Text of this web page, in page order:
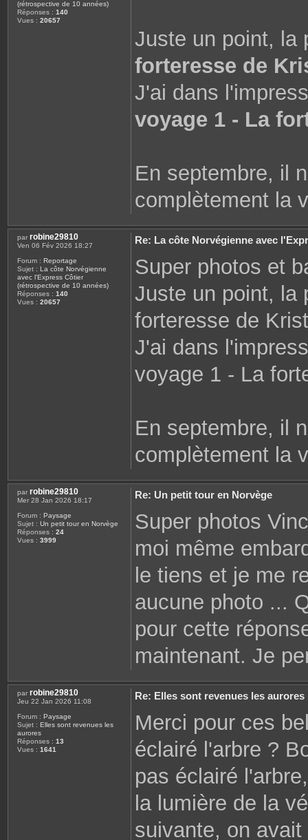
(rétrospective de 10 années)
Réponses : 140
Vues : 20657
Juste un point,
forteresse de
J'ai dans
voyage 1 - La
En septembre, il
complètement la
par robine29810
Ven 06 Fév 2026 18:27
Forum : Reportage
Sujet : La côte Norvégienne
avec l'Express Côtier
(rétrospective de 10 années)
Réponses : 140
Vues : 20657
Re: La côte Norvégienne avec
Super photos et
Juste un point, la
forteresse de
J'ai dans
voyage 1 - La
En septembre, il
complètement la
par robine29810
Mer 28 Jan 2026 18:17
Forum : Paysage
Sujet : Un petit tour en Norvège
Réponses : 24
Vues : 3999
Re: Un petit tour en Norvège
Super photos
moi même
le tiens et je me
aucune photo ...
pour cette
maintenant. Je
par robine29810
Jeu 22 Jan 2026 11:08
Forum : Paysage
Sujet : Elles sont revenues les
aurores
Réponses : 13
Vues : 1641
Re: Elles sont revenues les aurores
Merci pour ces
éclairé l'arbre ?
pas éclairé
la lumière de la
suivante, on